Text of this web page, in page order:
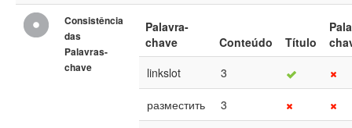
Consistência
das
Palavras-
chave
Palavra-
chave
Conteúdo Título
linkslot
3
разместить 3